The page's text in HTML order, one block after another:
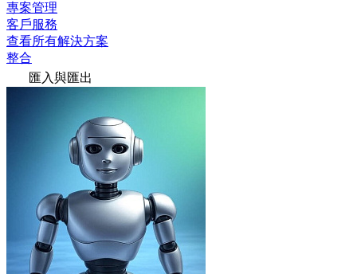
專案管理
客戶服務
查看所有解決方案
整合
匯入與匯出